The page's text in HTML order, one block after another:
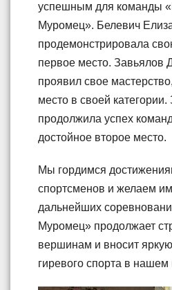
успешным для команды
Муромец». Белевич
продемонстрировала
первое место. Завьялов
проявил свое
место в своей
продолжила успех
достойное второе место.
Мы гордимся
спортсменов и желаем
дальнейших
Муромец» продолжает
вершинам и вносит
гиревого спорта в нашем